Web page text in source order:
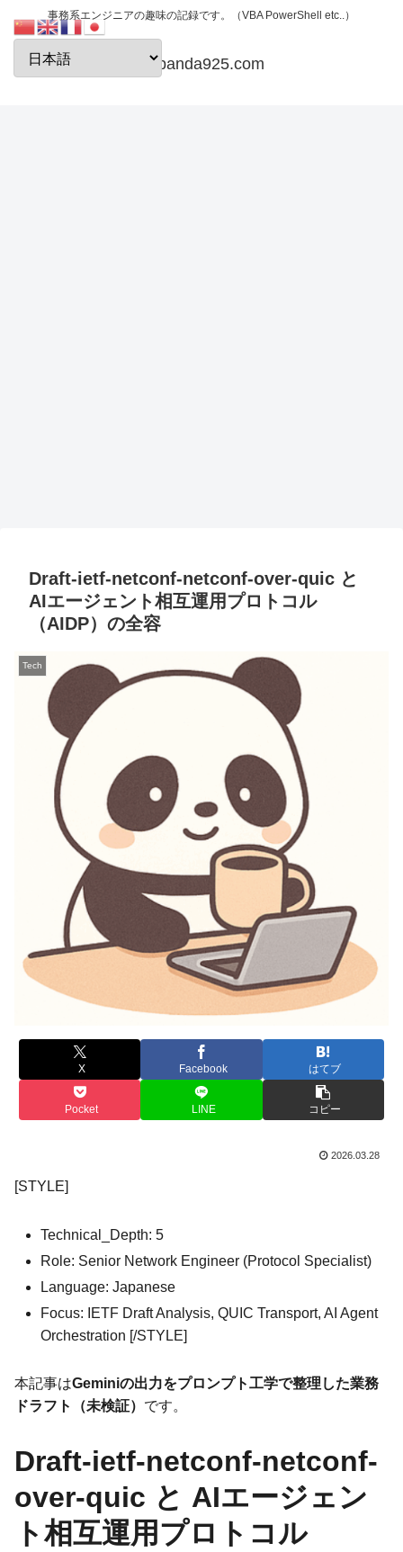
事務系エンジニアの趣味の記録です。（VBA PowerShell etc..）
papanda925.com
Draft-ietf-netconf-netconf-over-quic と
AIエージェント相互運用プロトコル
（AIDP）の全容
Tech
X Facebook はてブ
Pocket LINE コピー
2026.03.28
[STYLE]
Technical_Depth: 5
Role: Senior Network Engineer (Protocol Specialist)
Language: Japanese
Focus: IETF Draft Analysis, QUIC Transport, AI Agent
Orchestration [/STYLE]
本記事はGeminiの出力をプロンプト工学で整理した業務
ドラフト（未検証） です。
Draft-ietf-netconf-netconf-
over-quic と AIエージェン
ト相互運用プロトコル